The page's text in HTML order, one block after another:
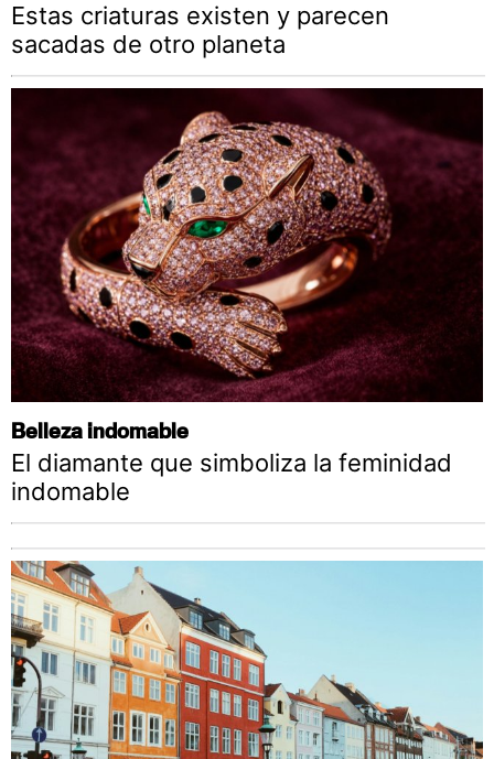
Estas criaturas existen y parecen
sacadas de otro planeta
Belleza indomable
El diamante que simboliza la feminidad
indomable